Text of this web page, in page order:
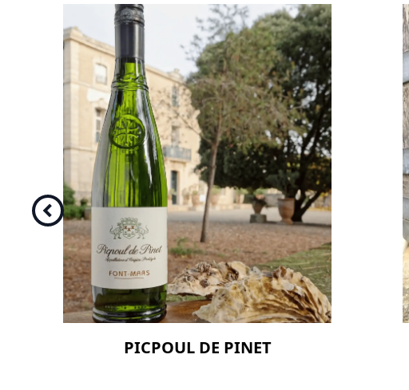
PICPOUL DE PINET